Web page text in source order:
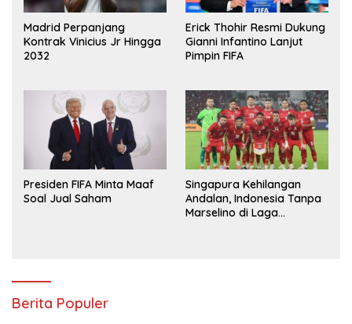
Madrid Perpanjang
Kontrak Vinicius Jr Hingga
2032
Erick Thohir Resmi Dukung
Gianni Infantino Lanjut
Pimpin FIFA
Presiden FIFA Minta Maaf
Soal Jual Saham
Singapura Kehilangan
Andalan, Indonesia Tanpa
Marselino di Laga
Berita Populer